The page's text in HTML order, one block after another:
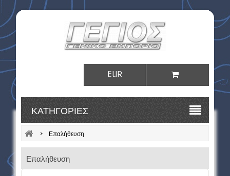
EUR
ΚΑΤΗΓΟΡΊΕΣ
> Επαλήθευση
Επαλήθευση